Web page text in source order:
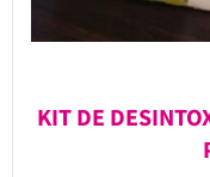
KIT DE